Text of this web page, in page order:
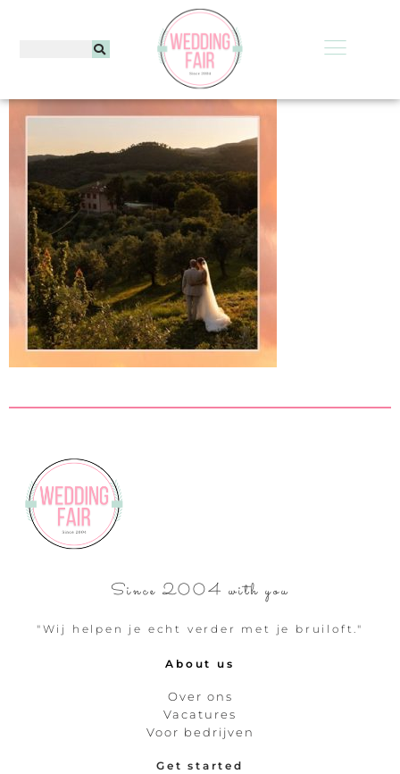
Since 2004 with you
"Wij helpen je echt verder met je bruiloft."
About us
Over ons
Vacatures
Voor bedrijven
Get started